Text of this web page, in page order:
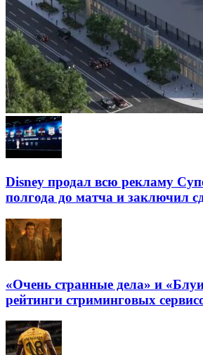
Disney продал всю рекламу
полгода до матча и заключил
«Очень странные дела» и
рейтинги стриминговых